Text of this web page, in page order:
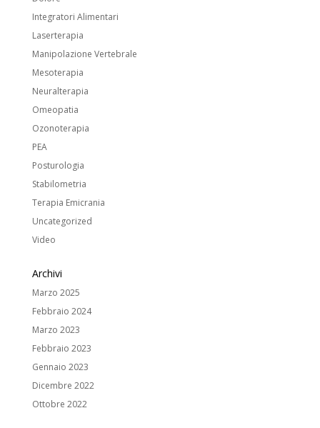
Integratori Alimentari
Laserterapia
Manipolazione Vertebrale
Mesoterapia
Neuralterapia
Omeopatia
Ozonoterapia
PEA
Posturologia
Stabilometria
Terapia Emicrania
Uncategorized
Video
Archivi
Marzo 2025
Febbraio 2024
Marzo 2023
Febbraio 2023
Gennaio 2023
Dicembre 2022
Ottobre 2022